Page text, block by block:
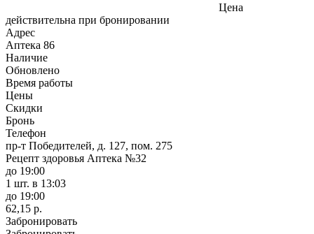
Цена
действительна при бронировании
Адрес
Аптека 86
Наличие
Обновлено
Время работы
Цены
Скидки
Бронь
Телефон
пр-т Победителей, д. 127, пом. 275
Рецепт здоровья Аптека №32
до 19:00
1 шт. в 13:03
до 19:00
62,15 р.
Забронировать